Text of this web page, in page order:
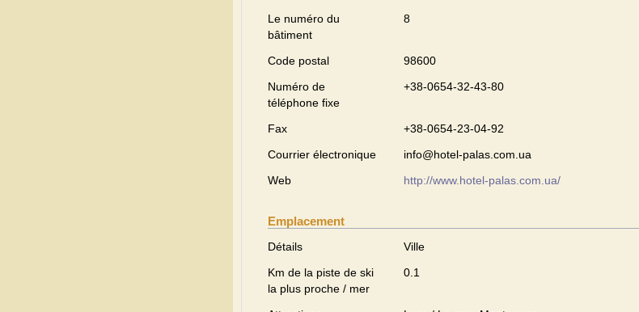
Le numéro du
bâtiment
8
Code postal
98600
Numéro de
téléphone fixe
+38-0654-32-43-80
Fax
+38-0654-23-04-92
Courrier électronique
info@hotel-palas.com.ua
Web
http://www.hotel-palas.com.ua/
Emplacement
Détails
Ville
Km de la piste de ski
la plus proche / mer
0.1